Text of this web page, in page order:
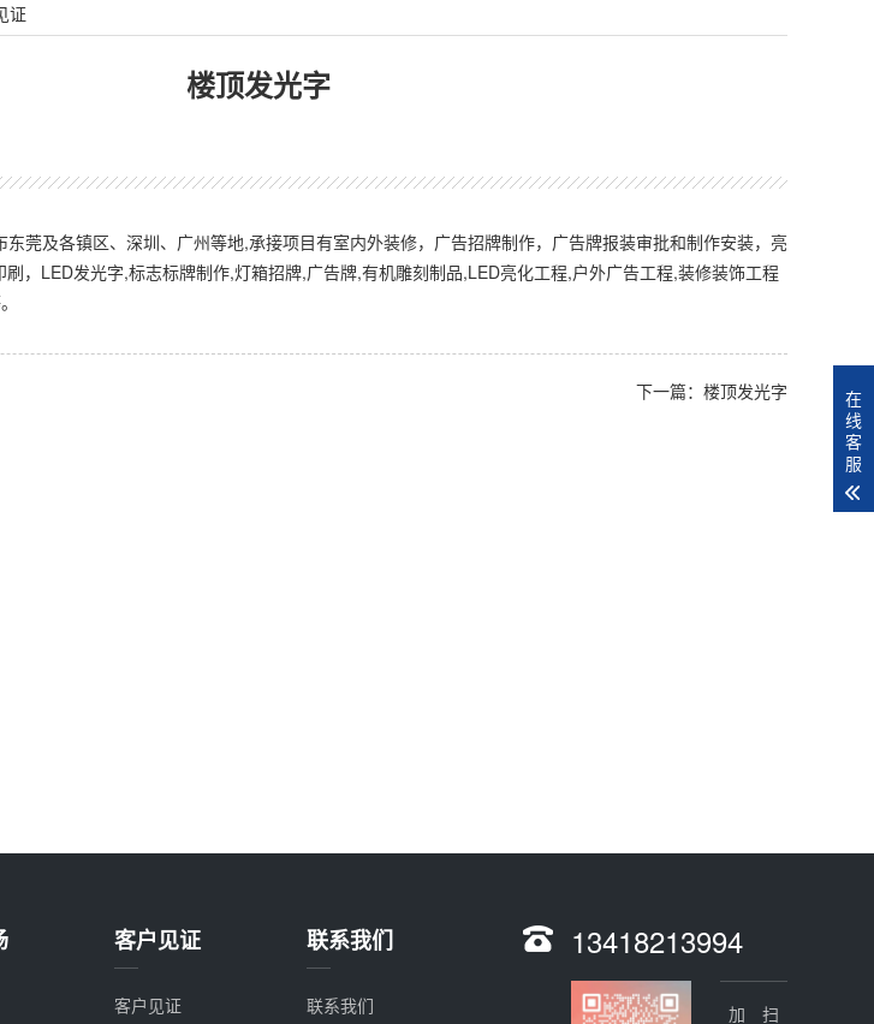
证
楼顶发光字
莞及各镇区、深圳、广州等地,承接项目有室内外装修，广告招牌制作，广告牌报装审批和制作安装，亮
，LED发光字,标志标牌制作,灯箱招牌,广告牌,有机雕刻制品,LED亮化工程,户外广告工程,装修装饰工程
下一篇：楼顶发光字
客户见证
客户见证
联系我们
联系我们
13418213994
在
线
客
服